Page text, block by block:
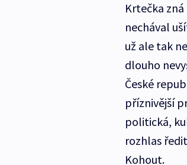
Krtečka
nechával
už ale tak
dlouho
České
příznivější
politická,
rozhlas
Kohout.